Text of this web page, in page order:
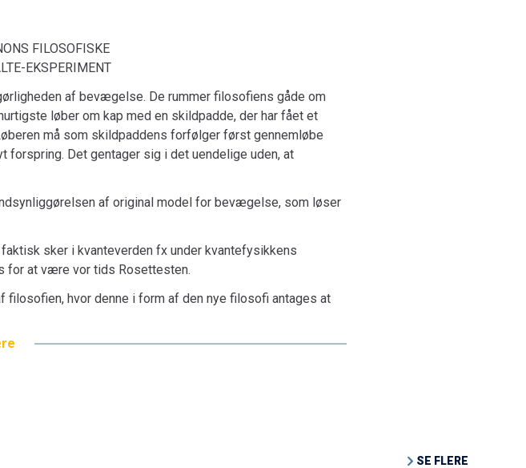
FILOSOFISKE
EKSPERIMENT
af bevægelse. De rummer filosofiens gåde om
løber om kap med en skildpadde, der har fået et
må som skildpaddens forfølger først gennemløbe
forspring. Det gentager sig i det uendelige uden, at
af original model for bevægelse, som løser
sker i kvanteverden fx under kvantefysikkens
for at være vor tids Rosettesten.
hvor denne i form af den nye filosofi antages at
Ph.d. i filosofi.
SE FLERE